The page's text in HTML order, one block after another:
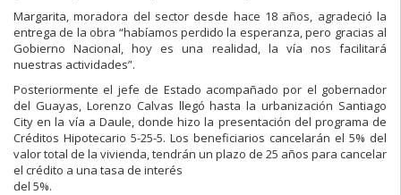
Margarita, moradora del sector desde hace 18 años, agradeció la
entrega de la obra “habíamos perdido la esperanza, pero gracias al
Gobierno Nacional, hoy es una realidad, la vía nos facilitará
nuestras actividades”.
Posteriormente el jefe de Estado acompañado por el gobernador
del Guayas, Lorenzo Calvas llegó hasta la urbanización Santiago
City en la vía a Daule, donde hizo la presentación del programa de
Créditos Hipotecario 5-25-5. Los beneficiarios cancelarán el 5% del
valor total de la vivienda, tendrán un plazo de 25 años para cancelar
el crédito a una tasa de interés
del 5%.